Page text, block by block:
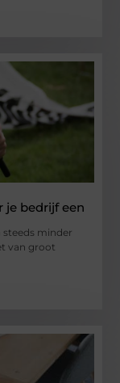
je bedrijf een
steeds minder
van groot